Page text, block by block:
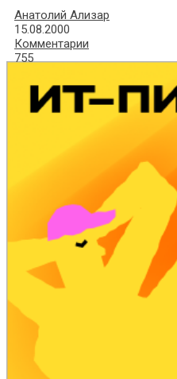
Анатолий Ализар
15.08.2000
Комментарии
755